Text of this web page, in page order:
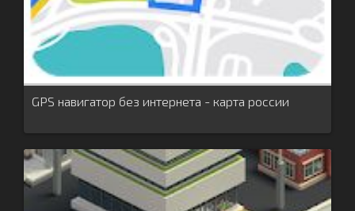
GPS навигатор без интернета - карта россии